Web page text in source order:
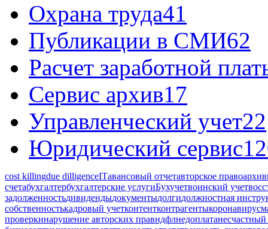
Охрана труда41
Публикации в СМИ62
Расчет заработной
Сервис архив17
Управленческий учет22
Юридический сервис
cost killingdue dilligenceITавансовый отчетавторское право
счетабухгалтербухгалтерские услугиБухучетвоинский учет
задолженностьдивидендыдокументыдолгидолжностная
собственностькадровый учетконтентконтрагентыкоронавирус
проверкинарушение авторских правндфлнедоплатанесчастный